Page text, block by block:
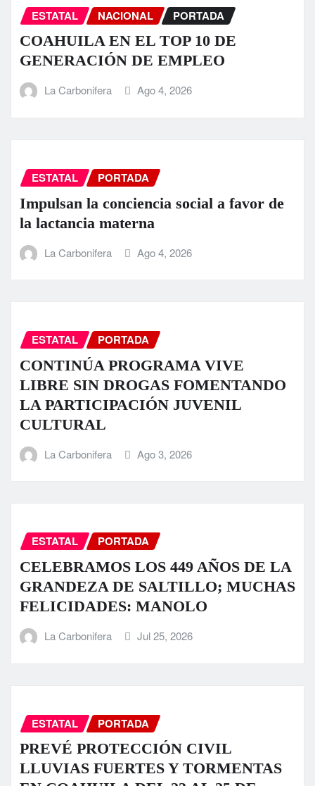
ESTATAL NACIONAL PORTADA
COAHUILA EN EL TOP 10 DE
GENERACIÓN DE EMPLEO
La Carbonifera Ago 4, 2026
ESTATAL PORTADA
Impulsan la conciencia social a favor de
la lactancia materna
La Carbonifera Ago 4, 2026
ESTATAL PORTADA
CONTINÚA PROGRAMA VIVE
LIBRE SIN DROGAS FOMENTANDO
LA PARTICIPACIÓN JUVENIL
CULTURAL
La Carbonifera Ago 3, 2026
ESTATAL PORTADA
CELEBRAMOS LOS 449 AÑOS DE LA
GRANDEZA DE SALTILLO; MUCHAS
FELICIDADES: MANOLO
La Carbonifera Jul 25, 2026
ESTATAL PORTADA
PREVÉ PROTECCIÓN CIVIL
LLUVIAS FUERTES Y TORMENTAS